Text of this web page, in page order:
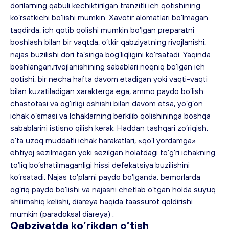
dorilarning qabuli kechiktirilgan tranzitli ich qotishining
ko’rsatkichi bo’lishi mumkin. Xavotir alomatlari bo’lmagan
taqdirda, ich qotib qolishi mumkin bo’lgan preparatni
boshlash bilan bir vaqtda, o’tkir qabziyatning rivojlanishi,
najas buzilishi dori ta’siriga bog’liqligini ko’rsatadi. Yaqinda
boshlangan,rivojlanishining sabablari noqniq bo’lgan ich
qotishi, bir necha hafta davom etadigan yoki vaqti-vaqti
bilan kuzatiladigan xarakterga ega, ammo paydo bo’lish
chastotasi va og’irligi oshishi bilan davom etsa, yo’g’on
ichak o’smasi va Ichaklarning berkilib qolishininga boshqa
sabablarini istisno qilish kerak. Haddan tashqari zo’riqish,
o’ta uzoq muddatli ichak harakatlari, «qo’l yordamga»
ehtiyoj sezilmagan yoki sezilgan holatdagi to’g’ri ichakning
to’liq bo’shatilmaganligi hissi defekatsiya buzilishini
ko’rsatadi. Najas to’plami paydo bo’lganda, bemorlarda
og’riq paydo bo’lishi va najasni chetlab o’tgan holda suyuq
shilimshiq kelishi, diareya haqida taassurot qoldirishi
mumkin (paradoksal diareya) .
Qabziyatda ko’rikdan o’tish